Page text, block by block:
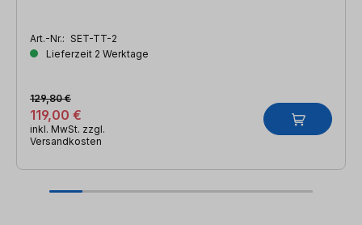
Art.-Nr.: SET-TT-2
Lieferzeit 2 Werktage
119,00 €
129,80 €
inkl. MwSt. zzgl.
Versandkosten